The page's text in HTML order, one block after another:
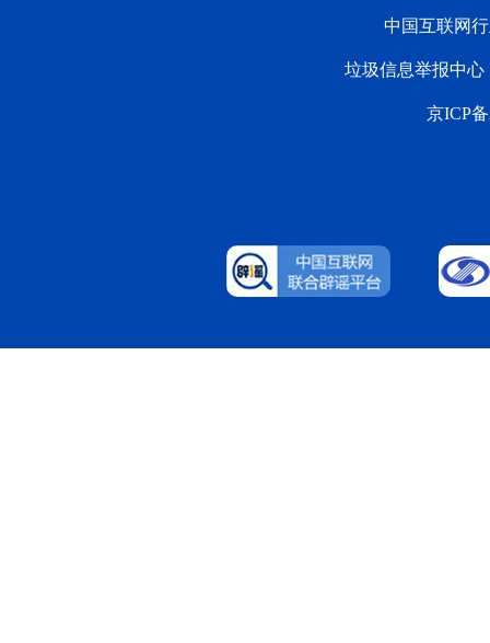
中国互联网
垃圾信息举报中心
京ICP